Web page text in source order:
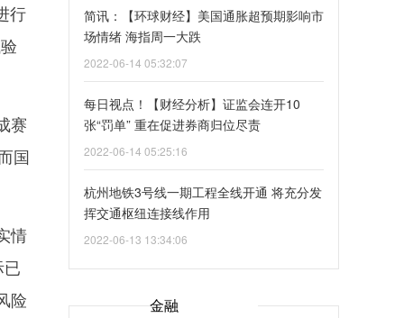
行
赛
国
情
险
简讯：【环球财经】美国通胀超预期影响市
场情绪 海指周一大跌
2022-06-14 05:32:07
每日视点！【财经分析】证监会连开10
张“罚单” 重在促进券商归位尽责
2022-06-14 05:25:16
杭州地铁3号线一期工程全线开通 将充分发
挥交通枢纽连接线作用
2022-06-13 13:34:06
金融